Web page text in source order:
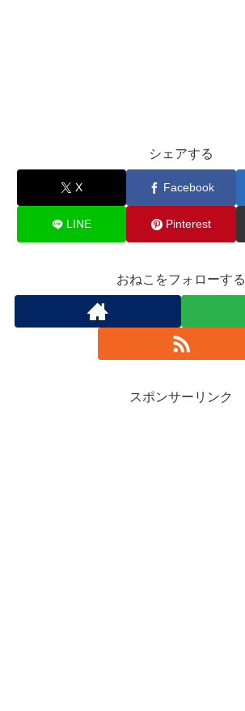
シェアする
X Facebook
LINE Pinterest
おねこをフォローする
スポンサーリンク